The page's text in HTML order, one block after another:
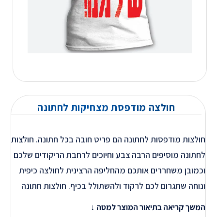
חולצה מודפסת מצחיקות לחתונה
חולצות מודפסות לחתונה הם פריט חובה בכל חתונה. חולצות
לחתונה מוסיפים הרבה צבע וחיוכים לרחבת הריקודים שלכם
וכמובן משחררים אותכם מהחליפה הרצינית לחולצה כיפית
ונוחה שתגרום לכם לרקוד ולהשתולל בכיף. חולצות חתונה
המשך קריאה בתיאור המוצר למטה ↓